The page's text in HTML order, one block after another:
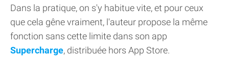
Dans la pratique, on s'y habitue vite, et pour ceux
que cela gêne vraiment, l'auteur propose la même
fonction sans cette limite dans son app
Supercharge, distribuée hors App Store.